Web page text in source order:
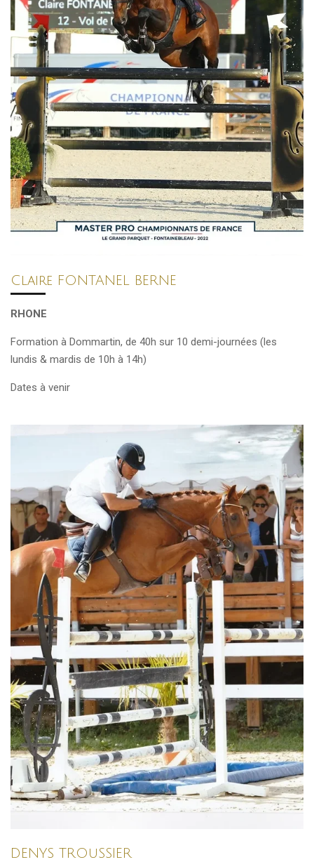
Claire FONTANEL BERNE
RHONE
Formation à Dommartin, de 40h sur 10 demi-journées (les
lundis & mardis de 10h à 14h)
Dates à venir
DENYS TROuSSIER